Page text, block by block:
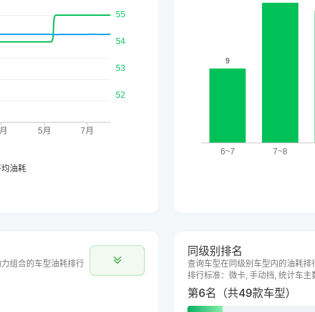
组合的车型油耗排行
同级别排名
查询车型在同级别车型内的油耗排
排行标准：微卡, 手动挡, 统计车主
第6名（共49款车型）